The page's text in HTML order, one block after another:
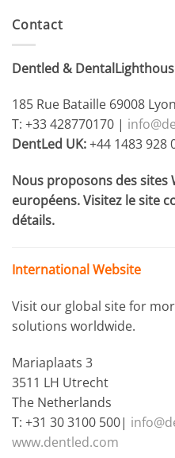
Contact
Dentled &
185 Rue Bataille 69008 Lyon
T: +33 428770170 |
DentLed UK:+44 1483 928
Nous proposons des sites
européens. Visitez le site
détails.
International Website
Visit our global site for
solutions worldwide.
Mariaplaats 3
3511 LH Utrecht
The Netherlands
T: +31 30 3100 500|
www.dentled.com